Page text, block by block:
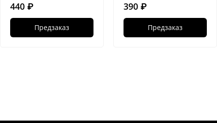
440 ₽
Предзаказ
390 ₽
Предзаказ